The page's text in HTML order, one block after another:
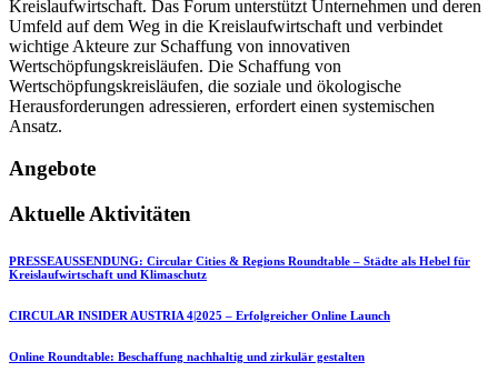
Kreislaufwirtschaft. Das Forum unterstützt Unternehmen und deren
Umfeld auf dem Weg in die Kreislaufwirtschaft und verbindet
wichtige Akteure zur Schaffung von innovativen
Wertschöpfungskreisläufen. Die Schaffung von
Wertschöpfungskreisläufen, die soziale und ökologische
Herausforderungen adressieren, erfordert einen systemischen
Ansatz.
Angebote
Aktuelle Aktivitäten
PRESSEAUSSENDUNG: Circular Cities & Regions Roundtable – Städte als Hebel für
Kreislaufwirtschaft und Klimaschutz
CIRCULAR INSIDER AUSTRIA 4|2025 – Erfolgreicher Online Launch
Online Roundtable: Beschaffung nachhaltig und zirkulär gestalten